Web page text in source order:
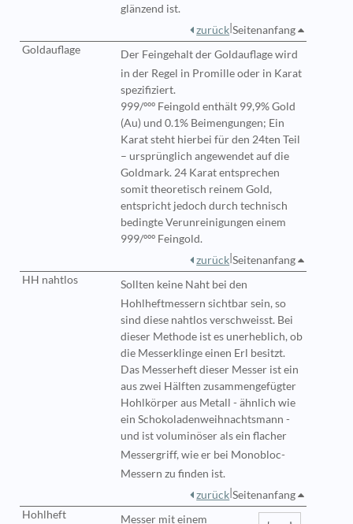
glänzend ist.
zurück Seitenanfang
Goldauflage
Der Feingehalt der Goldauflage wird
in der Regel in Promille oder in Karat
spezifiziert.
999/ººº Feingold enthält 99,9% Gold
(Au) und 0.1% Beimengungen; Ein
Karat steht hierbei für den 24ten Teil
– ursprünglich angewendet auf die
Goldmark. 24 Karat entsprechen
somit theoretisch reinem Gold,
entspricht jedoch durch technisch
bedingte Verunreinigungen einem
999/ººº Feingold.
zurück Seitenanfang
HH nahtlos
Sollten keine Naht bei den
Hohlheftmessern sichtbar sein, so
sind diese nahtlos verschweisst. Bei
dieser Methode ist es unerheblich, ob
die Messerklinge einen Erl besitzt.
Das Messerheft dieser Messer ist ein
aus zwei Hälften zusammengefügter
Hohlkörper aus Metall - ähnlich wie
ein Schokoladenweihnachtsmann -
und ist voluminöser als ein flacher
Messergriff, wie er bei Monobloc-
Messern zu finden ist.
zurück Seitenanfang
Hohlheft
Messer mit einem